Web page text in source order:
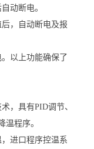
动断电。
，自动断电及报
以上功能确保了
，具有PID调节、
温程序。
进口程序控温系